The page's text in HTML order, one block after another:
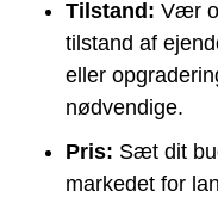
Tilstand: Vær
tilstand af
eller
nødvendige.
Pris: Sæt dit
markedet for